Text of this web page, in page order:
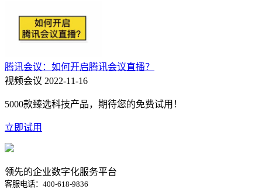
腾讯会议：如何开启腾讯会议直播？
视频会议 2022-11-16
5000款臻选科技产品，期待您的免费试用！
立即试用
领先的企业数字化服务平台
客服电话：400-618-9836